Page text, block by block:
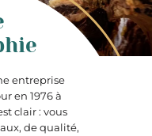
entreprise
en 1976 à
clair : vous
de qualité,